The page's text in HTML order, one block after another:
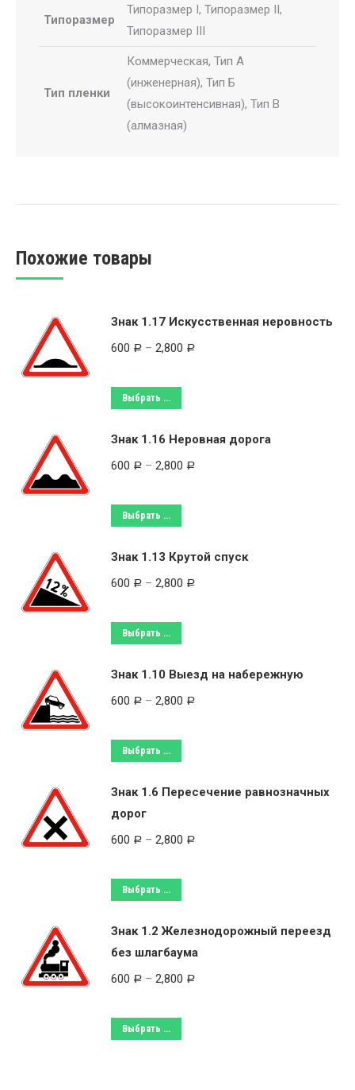
Типоразмер
Типоразмер I, Типоразмер II,
Типоразмер III
Тип пленки
Коммерческая, Тип А
(инженерная), Тип Б
(высокоинтенсивная), Тип В
(алмазная)
Похожие товары
Знак 1.17 Искусственная неровность
600 Р – 2,800 Р
Выбрать ...
Знак 1.16 Неровная дорога
600 Р – 2,800 Р
Выбрать ...
Знак 1.13 Крутой спуск
600 Р – 2,800 Р
Выбрать ...
Знак 1.10 Выезд на набережную
600 Р – 2,800 Р
Выбрать ...
Знак 1.6 Пересечение равнозначных
дорог
600 Р – 2,800 Р
Выбрать ...
Знак 1.2 Железнодорожный переезд
без шлагбаума
600 Р – 2,800 Р
Выбрать ...